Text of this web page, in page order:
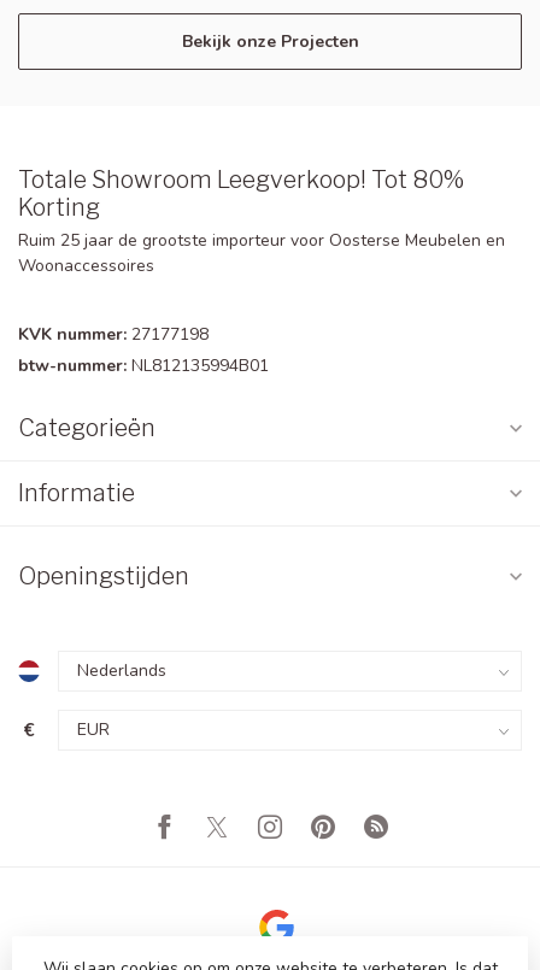
Bekijk onze Projecten
Totale Showroom Leegverkoop! Tot 80%
Korting
Ruim 25 jaar de grootste importeur voor Oosterse Meubelen en
Woonaccessoires
KVK nummer: 27177198
btw-nummer: NL812135994B01
Categorieën
Informatie
Openingstijden
€